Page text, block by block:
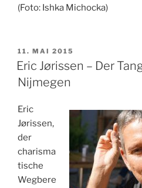
(Foto: Ishka Michocka)
VERÖFFENTLICHT
AM
11. MAI 2015
Eric Jørissen – Der
Nijmegen
Eric
Jørissen,
der
charisma
tische
Wegbere